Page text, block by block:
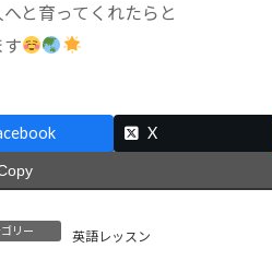
と育ってくれたらと
す
X
リー 英語レッスン